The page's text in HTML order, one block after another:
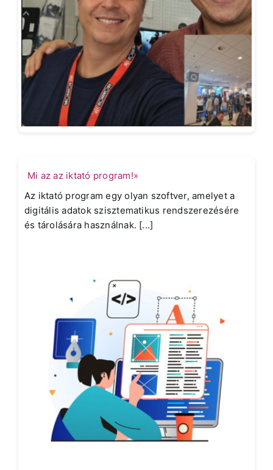
Mi az az iktató program!»
Az iktató program egy olyan szoftver, amelyet a
digitális adatok szisztematikus rendszerezésére
és tárolására használnak. [...]